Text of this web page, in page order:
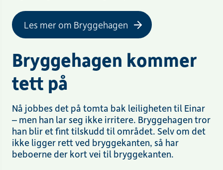
Les mer om Bryggehagen
Bryggehagen kommer
tett på
Nå jobbes det på tomta bak leiligheten til Einar
– men han lar seg ikke irritere. Bryggehagen tror
han blir et fint tilskudd til området. Selv om det
ikke ligger rett ved bryggekanten, så har
beboerne der kort vei til bryggekanten.